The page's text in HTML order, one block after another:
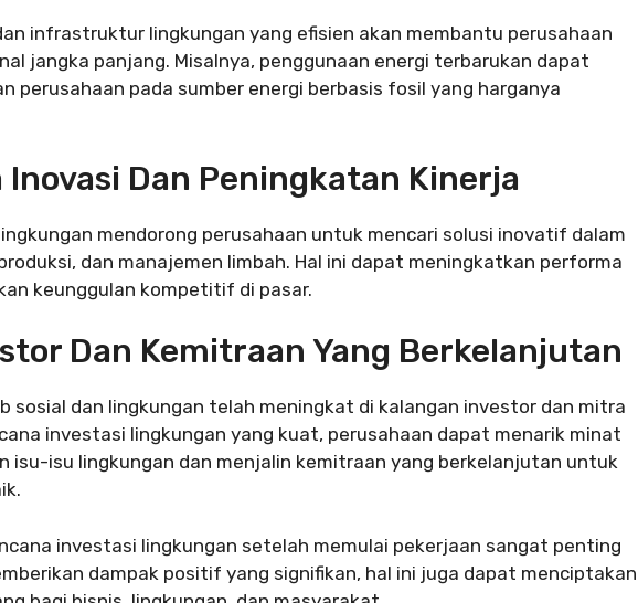
infrastruktur lingkungan yang efisien akan membantu perusahaan
jangka panjang. Misalnya, penggunaan energi terbarukan dapat
perusahaan pada sumber energi berbasis fosil yang harganya
Dan Peningkatan Kinerja
mendorong perusahaan untuk mencari solusi inovatif dalam
dan manajemen limbah. Hal ini dapat meningkatkan performa
keunggulan kompetitif di pasar.
Dan Kemitraan Yang Berkelanjutan
sosial dan lingkungan telah meningkat di kalangan investor dan mitra
investasi lingkungan yang kuat, perusahaan dapat menarik minat
isu-isu lingkungan dan menjalin kemitraan yang berkelanjutan untuk
investasi lingkungan setelah memulai pekerjaan sangat penting
dampak positif yang signifikan, hal ini juga dapat menciptakan